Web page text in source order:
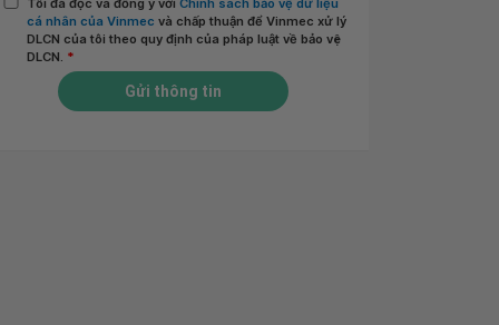
Tôi đã đọc và đồng ý với Chính sách bảo vệ dữ liệu
cá nhân của Vinmec và chấp thuận để Vinmec xử lý
DLCN của tôi theo quy định của pháp luật về bảo vệ
DLCN. *
Gửi thông tin